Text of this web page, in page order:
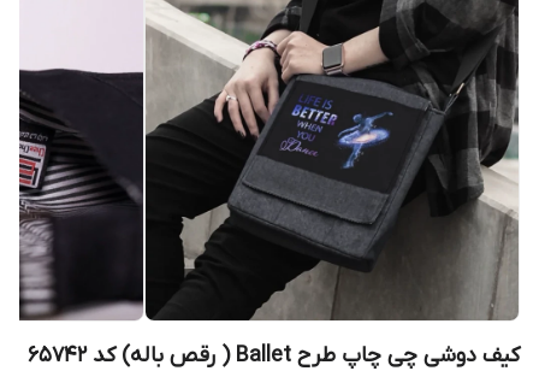
کیف دوشی چی چاپ طرح Ballet ( رقص باله) کد 65742